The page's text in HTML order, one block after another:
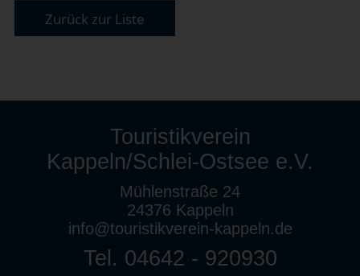
Zurück zur Liste
Touristikverein
Kappeln/Schlei-Ostsee e.V.
Mühlenstraße 24
24376 Kappeln
info@touristikverein-kappeln.de
Tel. 04642 - 920930